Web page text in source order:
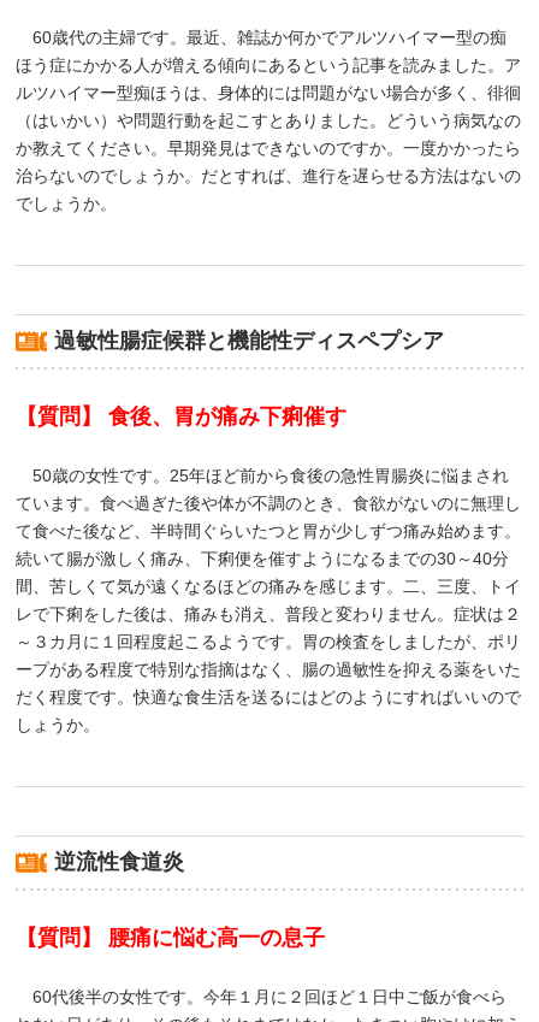
60歳代の主婦です。最近、雑誌か何かでアルツハイマー型の痴
ほう症にかかる人が増える傾向にあるという記事を読みました。ア
ルツハイマー型痴ほうは、身体的には問題がない場合が多く、徘徊
（はいかい）や問題行動を起こすとありました。どういう病気なの
か教えてください。早期発見はできないのですか。一度かかったら
治らないのでしょうか。だとすれば、進行を遅らせる方法はないの
でしょうか。
過敏性腸症候群と機能性ディスペプシア
【質問】 食後、胃が痛み下痢催す
50歳の女性です。25年ほど前から食後の急性胃腸炎に悩まされ
ています。食べ過ぎた後や体が不調のとき、食欲がないのに無理し
て食べた後など、半時間ぐらいたつと胃が少しずつ痛み始めます。
続いて腸が激しく痛み、下痢便を催すようになるまでの30～40分
間、苦しくて気が遠くなるほどの痛みを感じます。二、三度、トイ
レで下痢をした後は、痛みも消え、普段と変わりません。症状は２
～３カ月に１回程度起こるようです。胃の検査をしましたが、ポリ
ープがある程度で特別な指摘はなく、腸の過敏性を抑える薬をいた
だく程度です。快適な食生活を送るにはどのようにすればいいので
しょうか。
逆流性食道炎
【質問】 腰痛に悩む高一の息子
60代後半の女性です。今年１月に２回ほど１日中ご飯が食べら